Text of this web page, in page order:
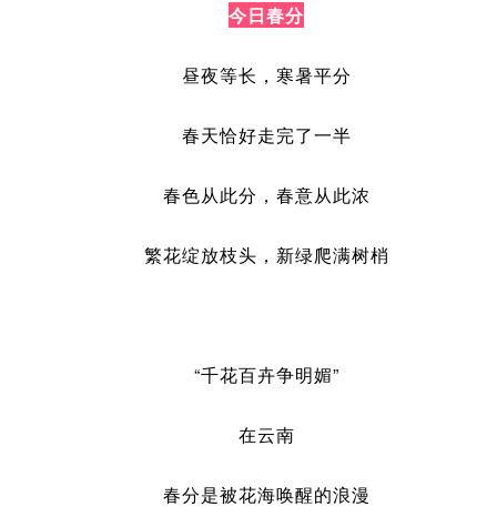
今日春分
昼夜等长，寒暑平分
春天恰好走完了一半
春色从此分，春意从此浓
繁花绽放枝头，新绿爬满树梢
“千花百卉争明媚”
在云南
春分是被花海唤醒的浪漫